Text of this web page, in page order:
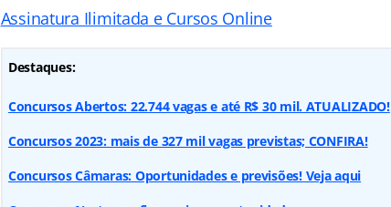
Assinatura Ilimitada e Cursos Online
Destaques:
Concursos Abertos: 22.744 vagas e até R$ 30 mil. ATUALIZADO!
Concursos 2023: mais de 327 mil vagas previstas; CONFIRA!
Concursos Câmaras: Oportunidades e previsões! Veja aqui